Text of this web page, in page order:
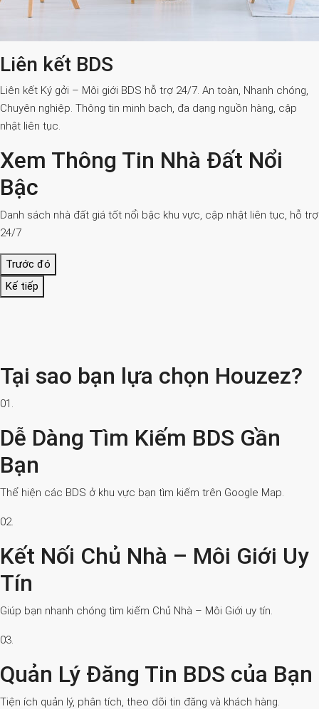
Liên kết BDS
Liên kết Ký gởi – Môi giới BDS hỗ trợ 24/7. An toàn, Nhanh chóng,
Chuyên nghiệp. Thông tin minh bạch, đa dạng nguồn hàng, cập
nhật liên tục.
Xem Thông Tin Nhà Đất Nổi
Bậc
Danh sách nhà đất giá tốt nổi bậc khu vực, cập nhật liên tục, hỗ trợ
24/7
Trước đó
Kế tiếp
Tại sao bạn lựa chọn Houzez?
01.
Dễ Dàng Tìm Kiếm BDS Gần
Bạn
Thể hiện các BDS ở khu vực bạn tìm kiếm trên Google Map.
02.
Kết Nối Chủ Nhà – Môi Giới Uy
Tín
Giúp bạn nhanh chóng tìm kiếm Chủ Nhà – Môi Giới uy tín.
03.
Quản Lý Đăng Tin BDS của Bạn
Tiện ích quản lý, phân tích, theo dõi tin đăng và khách hàng.